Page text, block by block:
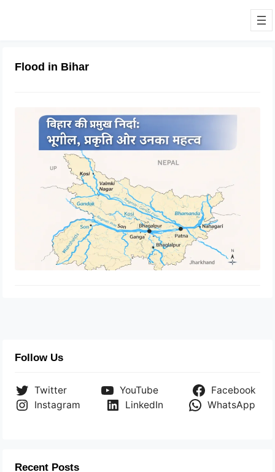
Flood in Bihar
बिहार की नदियों का विस्तृत अध्ययन |
Geography of Rivers in Bihar
04/03/2026
Follow Us
Twitter YouTube
Facebook
Instagram
LinkedIn WhatsApp
Recent Posts